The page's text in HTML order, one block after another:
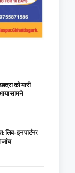
को मारी
सामने
लिव-इन पार्टनर
जांच